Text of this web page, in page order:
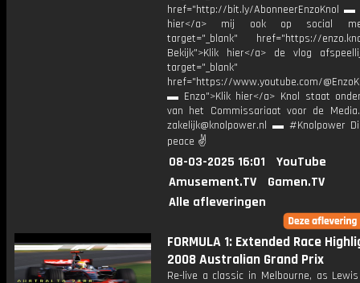
href="http://bit.ly/AbonneerEnzoKnol ▬
hier</a> mij ook op social
target="_blank" href="https://
Bekijk">Klik hier</a> de vlog
target="_blank"
href="https://www.youtube.com/
▬ Enzo">Klik hier</a> Knol staat
van het Commissariaat voor de
zakelijk@knolpower.nl ▬ #Knolpower
peace ✌
08-03-2025 16:01
YouTube
Amusement.TV
Gamen.TV
Alle afleveringen
FORMULA 1: Extended Race
2008 Australian Grand Prix
Re-live a classic in Melbourne, as